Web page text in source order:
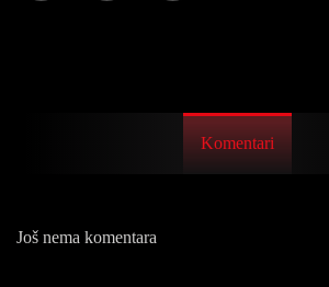
Komentari
Još nema komentara